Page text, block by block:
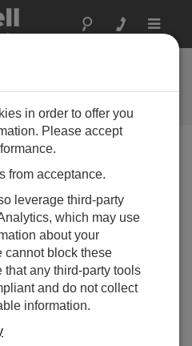
Toggle
たしま
= 必須項目です。
ださい:
技術的な質問
ださい:*
in order to offer you
Please accept
from acceptance.
leverage third-party
which may use
about your
cannot block these
any third-party tools
and do not collect
information.